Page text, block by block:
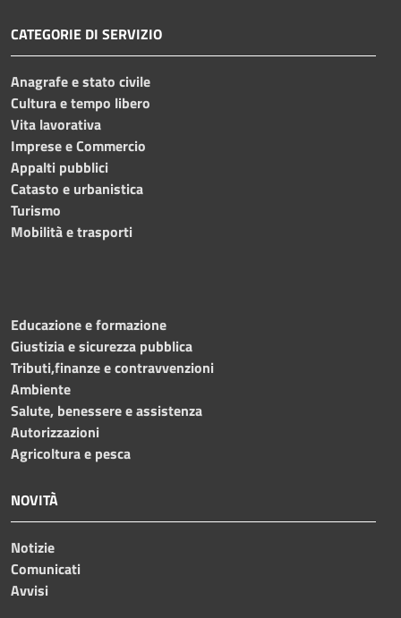
CATEGORIE DI SERVIZIO
Anagrafe e stato civile
Cultura e tempo libero
Vita lavorativa
Imprese e Commercio
Appalti pubblici
Catasto e urbanistica
Turismo
Mobilità e trasporti
Educazione e formazione
Giustizia e sicurezza pubblica
Tributi,finanze e contravvenzioni
Ambiente
Salute, benessere e assistenza
Autorizzazioni
Agricoltura e pesca
NOVITÀ
Notizie
Comunicati
Avvisi